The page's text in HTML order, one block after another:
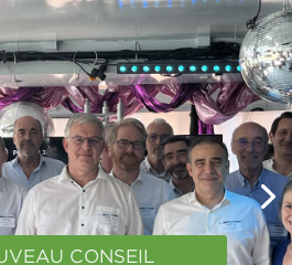
SBA AU
DES
DU
BUILDING,